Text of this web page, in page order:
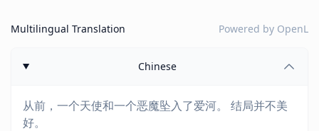
Multilingual Translation Powered by OpenL
Chinese
从前，一个天使和一个恶魔坠入了爱河。 结局并不美
好。